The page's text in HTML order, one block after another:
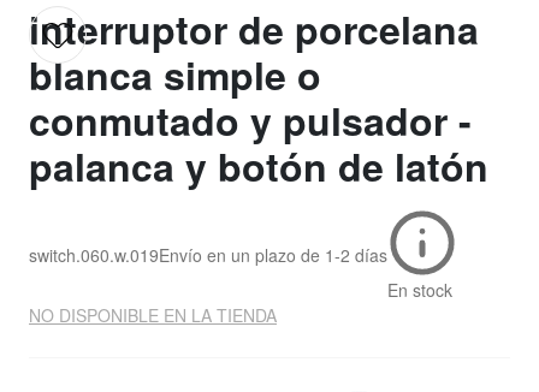
interruptor de porcelana
blanca simple o
conmutado y pulsador -
palanca y botón de latón
switch.060.w.019Envío en un plazo de 1-2 días
En stock
NO DISPONIBLE EN LA TIENDA